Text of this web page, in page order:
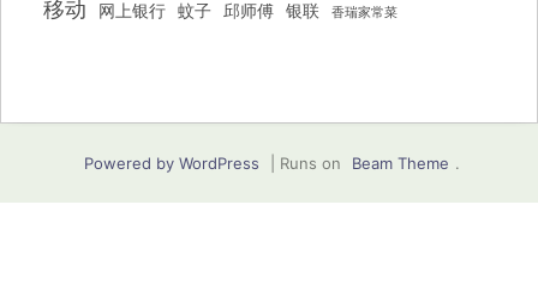
移动 网上银行 蚊子 邱师傅 银联 香瑞家常菜
Powered by WordPress Runs on Beam Theme .